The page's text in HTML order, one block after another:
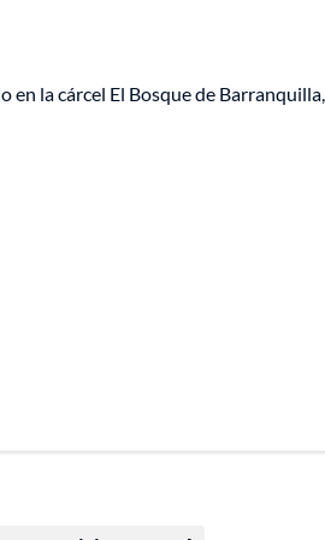
en la cárcel El Bosque de